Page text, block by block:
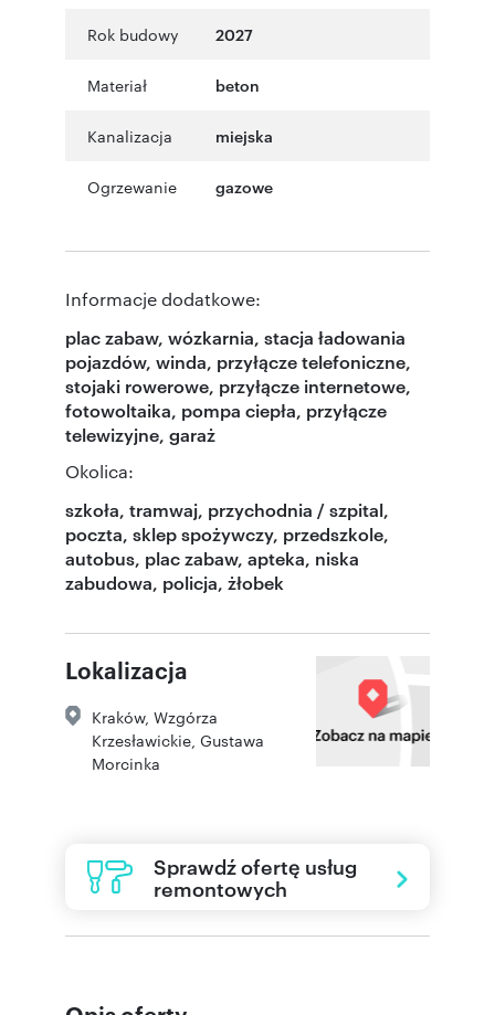
Rok budowy 2027
Materiał beton
Kanalizacja miejska
Ogrzewanie gazowe
Informacje dodatkowe:
plac zabaw, wózkarnia, stacja ładowania
pojazdów, winda, przyłącze telefoniczne,
stojaki rowerowe, przyłącze internetowe,
fotowoltaika, pompa ciepła, przyłącze
telewizyjne, garaż
Okolica:
szkoła, tramwaj, przychodnia / szpital,
poczta, sklep spożywczy, przedszkole,
autobus, plac zabaw, apteka, niska
zabudowa, policja, żłobek
Lokalizacja
Kraków, Wzgórza
Krzesławickie Gustawa
Morcinka
Sprawdź ofertę usług
remontowych